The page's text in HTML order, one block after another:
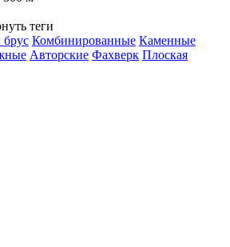
теги
Комбинированные Каменные
Авторские Фахверк Плоская